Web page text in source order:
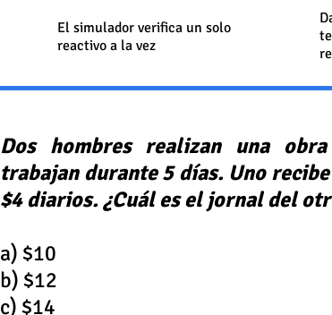
El simulador verifica un solo
reactivo a la vez
Dos hombres realizan una
trabajan durante 5 días. Uno
$4 diarios. ¿Cuál es el jornal del
a) $10
b) $12
c) $14